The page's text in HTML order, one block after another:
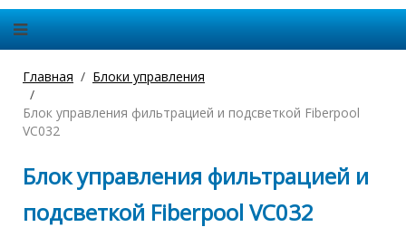
Главная Блоки управления
Блок управления фильтрацией и подсветкой Fiberpool
VC032
Блок управления фильтрацией и
подсветкой Fiberpool VC032